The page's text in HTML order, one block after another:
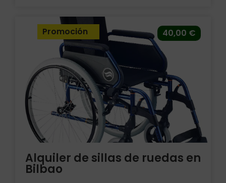
40,00 €
Promoción
Alquiler de sillas de ruedas en
Bilbao